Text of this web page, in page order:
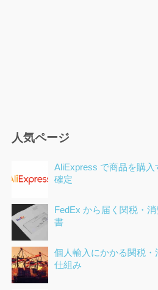
人気ページ
AliExpress で商品を購
確定
FedEx から届く関税・
書
個人輸入にかかる関税
仕組み